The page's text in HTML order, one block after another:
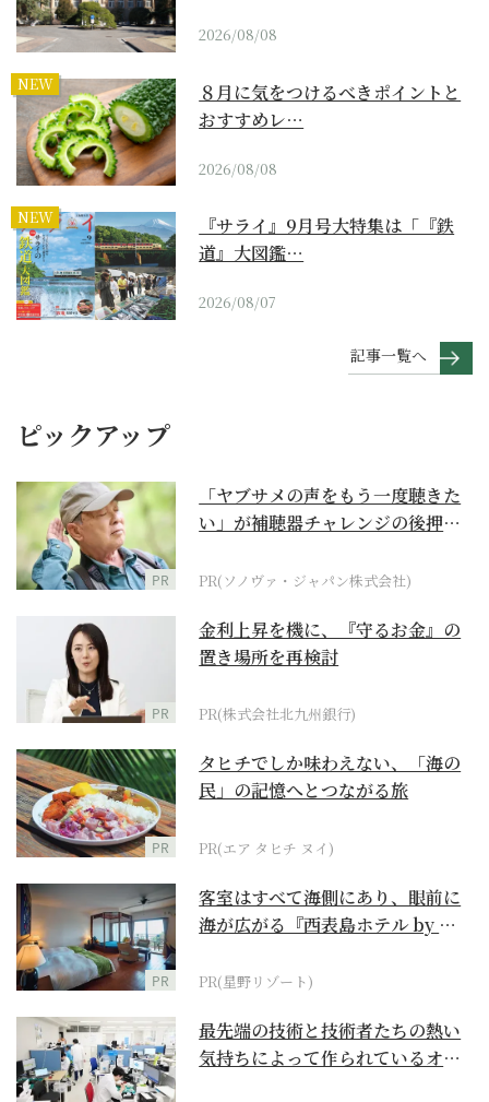
2026/08/08
NEW
８月に気をつけるべきポイントと
おすすめレ…
2026/08/08
NEW
『サライ』9月号大特集は「『鉄
道』大図鑑…
2026/08/07
記事一覧へ
ピックアップ
PR
「ヤブサメの声をもう一度聴きた
い」が補聴器チャレンジの後押し
PR(ソノヴァ・ジャパン株式会社)
PR
金利上昇を機に、『守るお金』の
置き場所を再検討
PR(株式会社北九州銀行)
PR
タヒチでしか味わえない、「海の
民」の記憶へとつながる旅
PR(エア タヒチ ヌイ)
PR
客室はすべて海側にあり、眼前に
海が広がる『西表島ホテル by 星
PR(星野リゾート)
最先端の技術と技術者たちの熱い
気持ちによって作られているオー